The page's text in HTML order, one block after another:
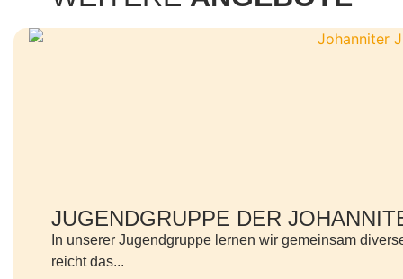
JUGENDGRUPPE DER
In unserer Jugendgruppe lernen wir gemeinsam
reicht das...